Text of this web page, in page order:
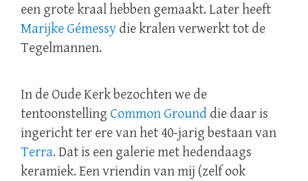
een grote kraal hebben gemaakt. Later heeft
Marijke Gémessy die kralen verwerkt tot de
Tegelmannen.
In de Oude Kerk bezochten we de
tentoonstelling Common Ground die daar is
ingericht ter ere van het 40-jarig bestaan van
Terra. Dat is een galerie met hedendaags
keramiek. Een vriendin van mij (zelf ook